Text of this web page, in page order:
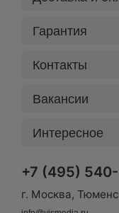
Гарантия
Контакты
Вакансии
Интересное
+7 (495)
г. Москва,